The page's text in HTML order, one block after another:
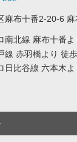
麻布十番2-20-6
南北線 麻布十番
線 赤羽橋より 徒
日比谷線 六本木